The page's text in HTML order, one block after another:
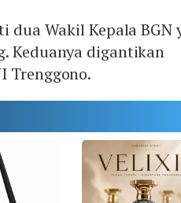
dua Wakil Kepala BGN
Keduanya digantikan
Trenggono.